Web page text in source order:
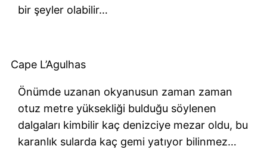
bir şeyler olabilir…
Cape L’Agulhas
Önümde uzanan okyanusun zaman zaman
otuz metre yüksekliği bulduğu söylenen
dalgaları kimbilir kaç denizciye mezar oldu, bu
karanlık sularda kaç gemi yatıyor bilinmez…